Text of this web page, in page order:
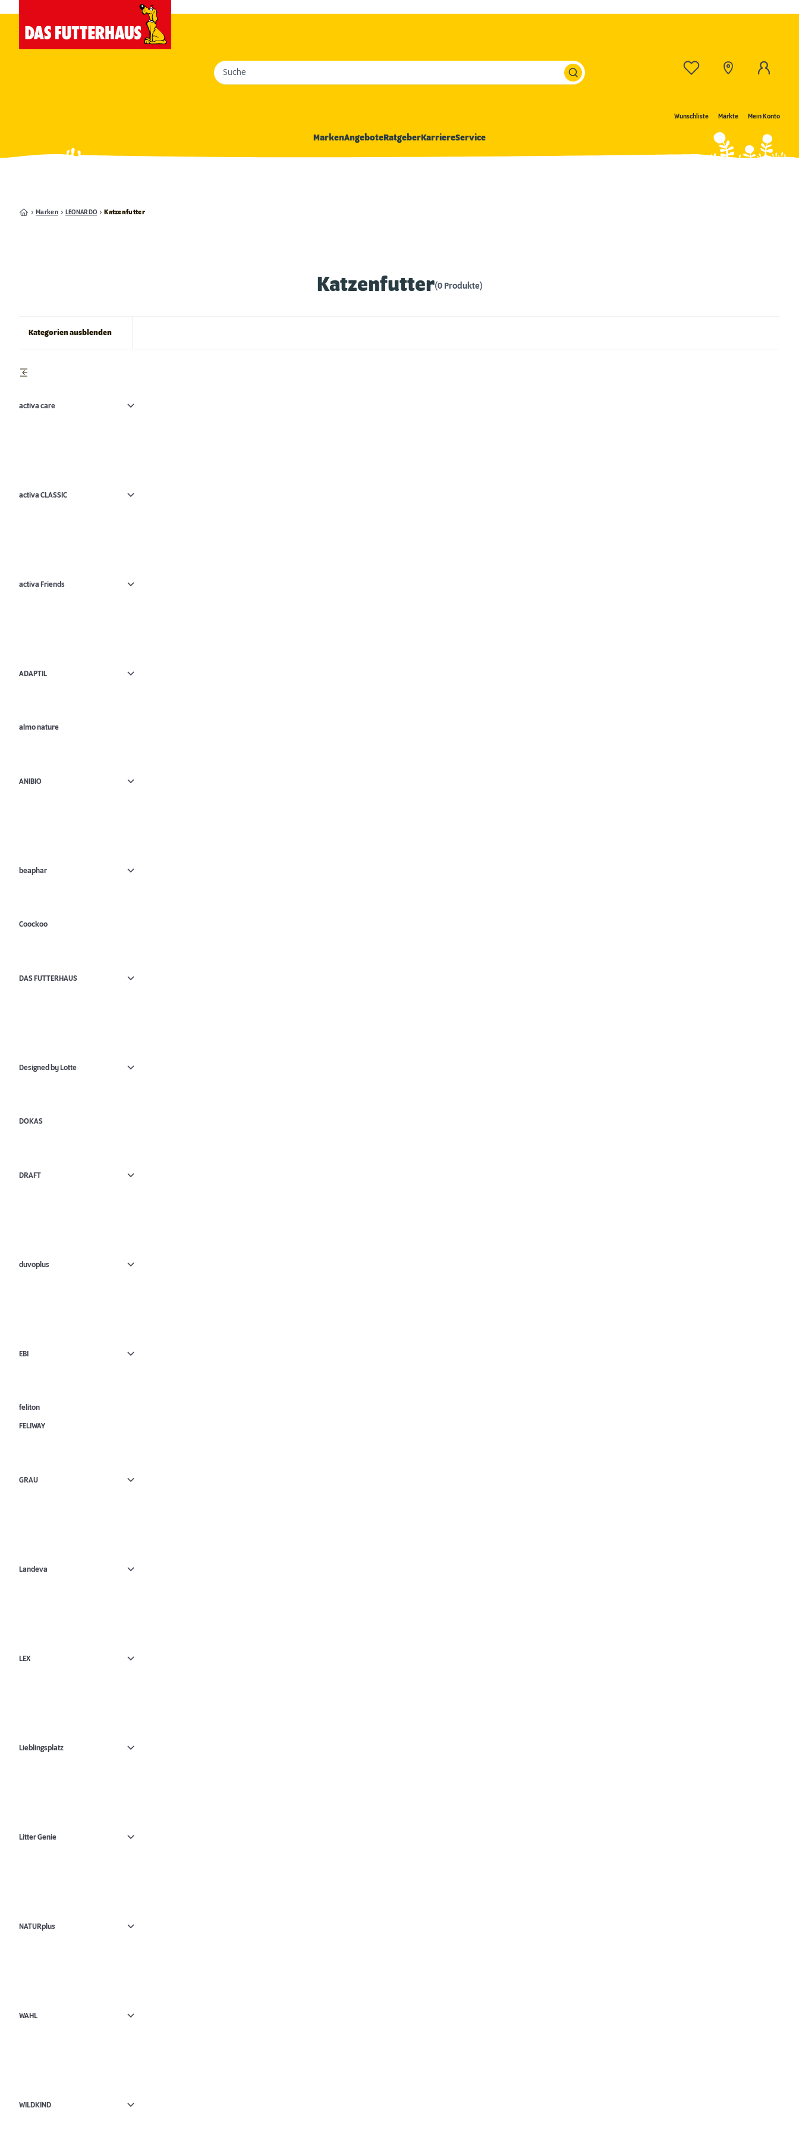
Wunschliste Märkte Mein Konto
Suche
MarkenAngeboteRatgeberKarriereService
Marken LEONARDO Katzenfutter
Katzenfutter(0 Produkte)
Kategorien ausblenden
activa care
activa CLASSIC
activa Friends
ADAPTIL
almo nature
ANIBIO
beaphar
Coockoo
DAS FUTTERHAUS
Designed by Lotte
DOKAS
DRAFT
duvoplus
EBI
feliton
FELIWAY
GRAU
Landeva
LEX
Lieblingsplatz
Litter Genie
NATURplus
WAHL
WILDKIND